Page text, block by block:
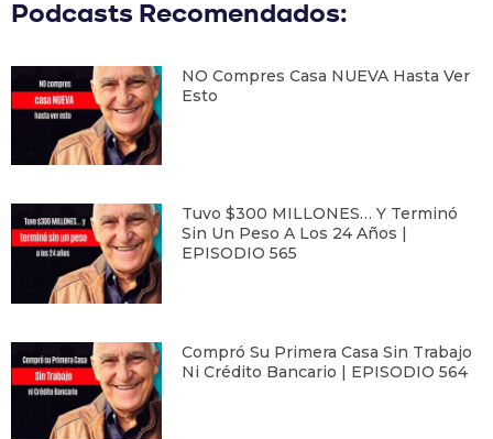
Podcasts Recomendados:
NO Compres Casa NUEVA Hasta Ver
Esto
Tuvo $300 MILLONES… Y Terminó
Sin Un Peso A Los 24 Años |
EPISODIO 565
Compró Su Primera Casa Sin Trabajo
Ni Crédito Bancario | EPISODIO 564